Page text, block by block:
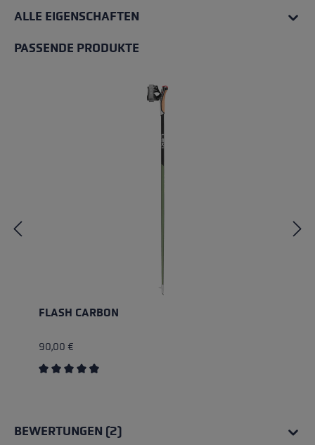
ALLE EIGENSCHAFTEN
PASSENDE PRODUKTE
FLASH CARBON
90,00 €
BEWERTUNGEN (2)